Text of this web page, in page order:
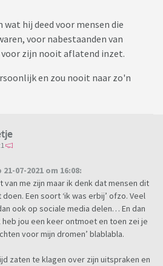
hij deed voor mensen die
voor nabestaanden van
zijn nooit aflatend inzet.
en zou nooit naar zo'n
07-2021 om 16:08:
van me zijn maar ik denk dat mensen dit
Een soort ‘ik was erbij’ ofzo. Veel
ook op sociale media delen… En dan
heb jou een keer ontmoet en toen zei je
voor mijn dromen’ blablabla.
zaten te klagen over zijn uitspraken en